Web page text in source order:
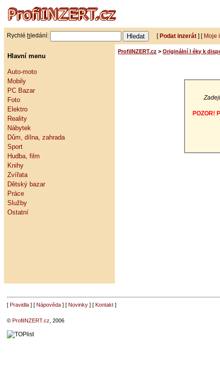
Rychlé h ledání: [Podat inzerát ] [ Moje
Hlavní menu
Auto-moto
Mobily
PC Bazar
Foto
Elektro
Reality
Nábytek
Dům, dílna, zahrada
Sport
Hudba, film
Knihy
Zvířata
Dětský bazar
Práce
Služby
Ostatní
ProfiINZERT.cz >Originální l éky k
POZOR!
[ Pravidla] [ Nápověda] [ Novinky] [ Kontakt]
© ProfiINZERT.cz , 2006